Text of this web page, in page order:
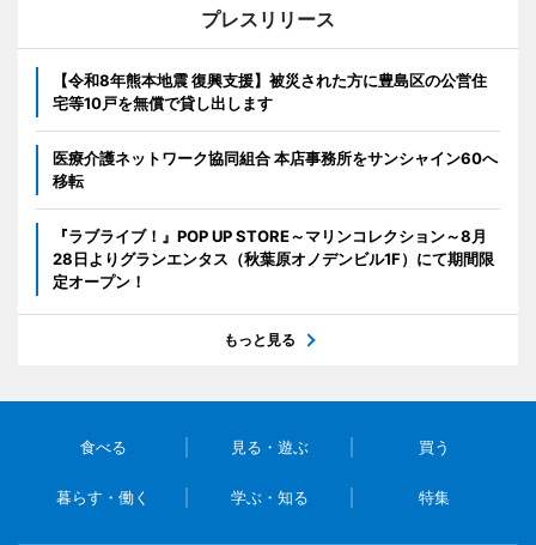
プレスリリース
【令和8年熊本地震 復興支援】被災された方に豊島区の公営住
宅等10戸を無償で貸し出します
医療介護ネットワーク協同組合 本店事務所をサンシャイン60へ
移転
『ラブライブ！』POP UP STORE～マリンコレクション～8月
28日よりグランエンタス（秋葉原オノデンビル1F）にて期間限
定オープン！
もっと見る
食べる 見る・遊ぶ 買う
暮らす・働く 学ぶ・知る 特集